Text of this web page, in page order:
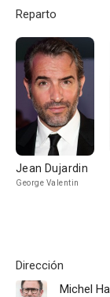
Reparto
Jean Dujardin
George Valentin
Dirección